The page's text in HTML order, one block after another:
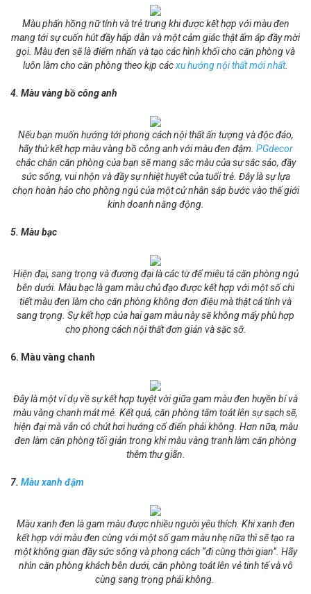
Màu phấn hồng nữ tính và trẻ trung khi được kết hợp với màu đen
mang tới sự cuốn hút đầy hấp dẫn và một cảm giác thật ấm áp đầy mời
gọi. Màu đen sẽ là điểm nhấn và tạo các hình khối cho căn phòng và
luôn làm cho căn phòng theo kịp cácxu hướng nội thất mới nhất.
4. Màu vàng bồ công anh
Nếu bạn muốn hướng tới phong cách nội thất ấn tượng và độc đáo,
hãy thử kết hợp màu vàng bồ công anh với màu đen đậm. PGdecor
chắc chắn căn phòng của bạn sẽ mang sắc màu của sự sắc sảo, đầy
sức sống, vui nhộn và đầy sự nhiệt huyết của tuổi trẻ. Đây là sự lựa
chọn hoàn hảo cho phòng ngủ của một cử nhân sắp bước vào thế giới
kinh doanh năng động.
5. Màu bạc
Hiện đại, sang trọng và đương đại là các từ để miêu tả căn phòng ngủ
bên dưới. Màu bạc là gam màu chủ đạo được kết hợp với một số chi
tiết màu đen làm cho căn phòng không đơn điệu mà thật cá tính và
sang trọng. Sự kết hợp của hai gam màu này sẽ không mấy phù hợp
cho phong cách nội thất đơn giản và sặc sỡ.
6. Màu vàng chanh
Đây là một ví dụ về sự kết hợp tuyệt vời giữa gam màu đen huyền bí và
màu vàng chanh mát mẻ. Kết quả, căn phòng tắm toát lên sự sạch sẽ,
hiện đại mà vẫn có chút hơi hướng cổ điển phải không. Hơn nữa, màu
đen làm căn phòng tối giản trong khi màu vàng tranh làm căn phòng
thêm thư giãn.
7. Màu xanh đậm
Màu xanh đen là gam màu được nhiều người yêu thích. Khi xanh đen
kết hợp với màu đen cùng với một số gam màu nhẹ nữa thì sẽ tạo ra
một không gian đầy sức sống và phong cách “đi cùng thời gian”. Hãy
nhìn căn phòng khách bên dưới, căn phòng toát lên vẻ tinh tế và vô
cùng sang trọng phải không.